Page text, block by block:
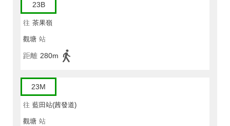
23B
往 茶果嶺
觀塘 站
距離 280m
23M
往 藍田站(茜發道)
觀塘 站